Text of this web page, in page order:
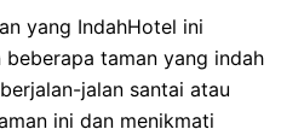
yang IndahHotel ini
taman yang indah
jalan santai atau
ini dan menikmati